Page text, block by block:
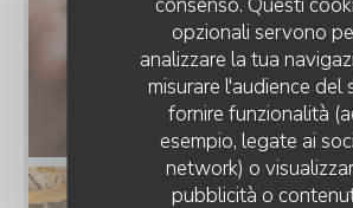
opzionali servono
analizzare la tua
misurare l'audience del
fornire funzionalità
esempio, legate ai
network) o
pubblicità o